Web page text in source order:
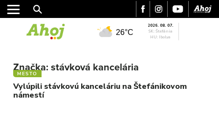
REGIÓN
ŠPORT
26°C
2026. 08. 07.
SK: Štefánia
HU: Ibolya
Značka: stávková kancelária
MESTO
Vylúpili stávkovú kanceláriu na Štefánikovom
námestí